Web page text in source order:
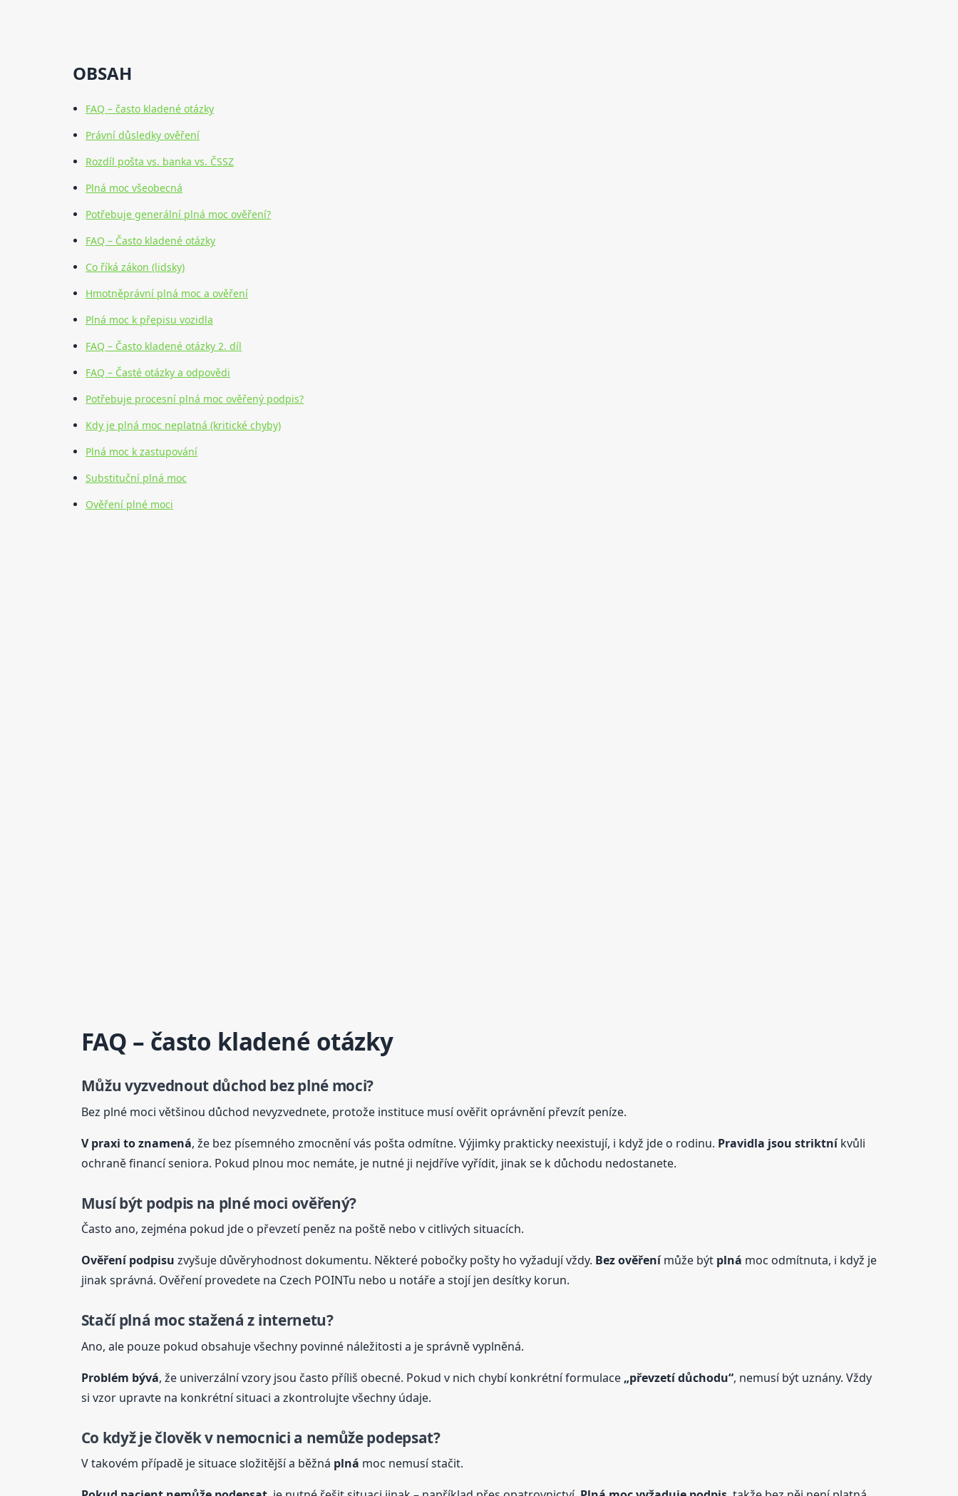
OBSAH
FAQ – často kladené otázky
Právní důsledky ověření
Rozdíl pošta vs. banka vs. ČSSZ
Plná moc všeobecná
Potřebuje generální plná moc ověření?
FAQ – Často kladené otázky
Co říká zákon (lidsky)
Hmotněprávní plná moc a ověření
Plná moc k přepisu vozidla
FAQ – Často kladené otázky 2. díl
FAQ – Časté otázky a odpovědi
Potřebuje procesní plná moc ověřený podpis?
Kdy je plná moc neplatná (kritické chyby)
Plná moc k zastupování
Substituční plná moc
Ověření plné moci
FAQ – často kladené otázky
Můžu vyzvednout důchod bez plné moci?
Bez plné moci většinou důchod nevyzvednete, protože instituce musí ověřit oprávnění převzít peníze.
V praxi to znamená, že bez písemného zmocnění vás pošta odmítne. Výjimky prakticky neexistují, i když jde o rodinu. Pravidla jsou striktníkvůli
ochraně financí seniora. Pokud plnou moc nemáte, je nutné ji nejdříve vyřídit, jinak se k důchodu nedostanete.
Musí být podpis na plné moci ověřený?
Často ano, zejména pokud jde o převzetí peněz na poště nebo v citlivých situacích.
Ověření podpisu zvyšuje důvěryhodnost dokumentu. Některé pobočky pošty ho vyžadují vždy. Bez ověřenímůže být plná moc odmítnuta, i když je
jinak správná. Ověření provedete na Czech POINTu nebo u notáře a stojí jen desítky korun.
Stačíplná moc stažená z internetu?
Ano, ale pouze pokud obsahuje všechny povinné náležitosti a je správně vyplněná.
Problém bývá, že univerzální vzory jsou často příliš obecné. Pokud v nich chybí konkrétní formulace „převzetí důchodu“, nemusí být uznány. Vždy
si vzor upravte na konkrétní situaci a zkontrolujte všechny údaje.
Co když je člověk v nemocnici a nemůže podepsat?
V takovém případě je situace složitější a běžná plná moc nemusí stačit.